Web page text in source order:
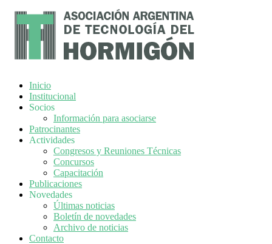
Inicio
Institucional
Socios
Información para asociarse
Patrocinantes
Actividades
Congresos y Reuniones Técnicas
Concursos
Capacitación
Publicaciones
Novedades
Últimas noticias
Boletín de novedades
Archivo de noticias
Contacto